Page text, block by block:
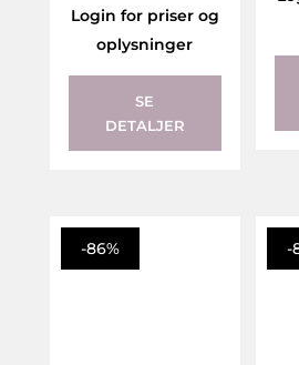
Login for priser og
oplysninger
SE
DETALJER
-86% -